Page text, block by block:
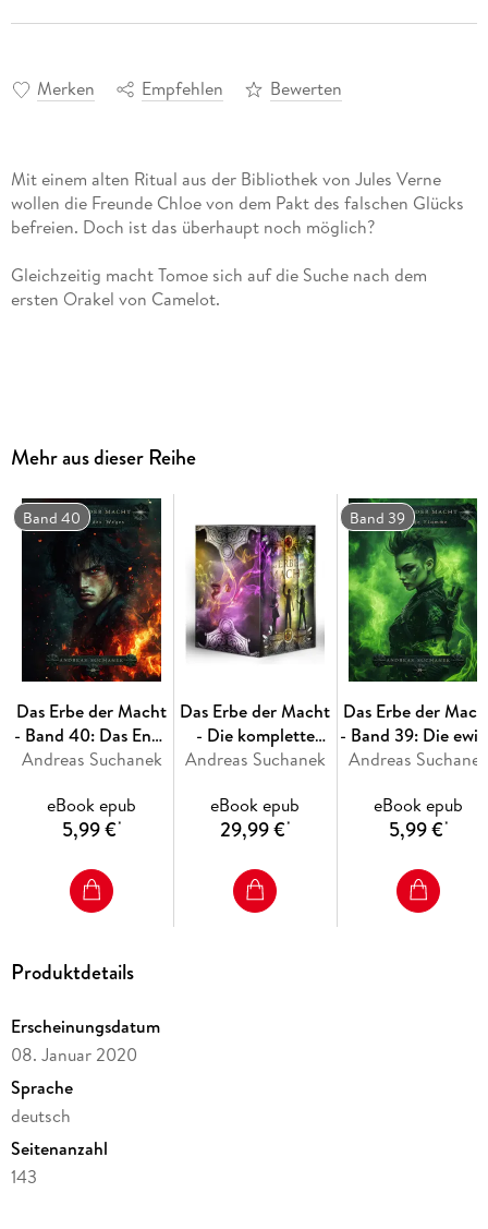
Merken Empfehlen Bewerten
Mit einem alten Ritual aus der Bibliothek von Jules Verne
wollen die Freunde Chloe von dem Pakt des falschen Glücks
befreien. Doch ist das überhaupt noch möglich?
Gleichzeitig macht Tomoe sich auf die Suche nach dem
. . . Gewinner des Deutschen Phantastik Preis 2019 in "Beste
. . . Gewinner des Lovelybooks Lesepreis 2018!
. . . Gewinner des Skoutz-Award 2018!
. . . Silber- und Bronze-Gewinner beim Lovelybooks Lesepreis
. . . Platz 3 als Buchliebling 2016 bei "Was liest du?"!
drei Monate als Hardcover-Sammelband.
Mehr aus dieser Reihe
Band 40
Das Erbe der Macht
- Band 40: Das Ende
des Weges
Andreas Suchanek
eBook epub
5,99 €*
Das Erbe der Macht
- Die komplette
Schattenchronik
Andreas Suchanek
eBook epub
29,99 €*
Band 39
Das Erbe der
- Band 39: Die
Flamme
Andreas Suchanek
eBook epub
5,99 €*
Produktdetails
Erscheinungsdatum
08. Januar 2020
Sprache
deutsch
Seitenanzahl
143